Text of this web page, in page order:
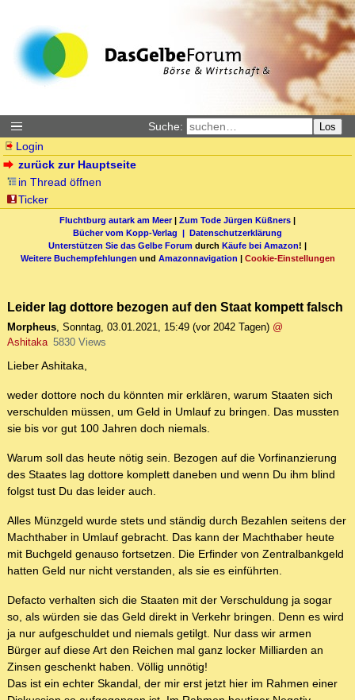
Suche: Los
Login
zurück zur Hauptseite
in Thread öffnen
Ticker
Fluchtburg autark am Meer| Zum Tode Jürgen Küßners |
Bücher vom Kopp-Verlag | Datenschutzerklärung
Unterstützen Sie das Gelbe Forum durch Käufe bei Amazon! |
Weitere Buchempfehlungen und Amazonnavigation | Cookie-Einstellungen
Leider lag dottore bezogen auf den Staat kompett falsch
Morpheus, Sonntag, 03.01.2021, 15:49 (vor 2042 Tagen) @
Ashitaka 5830 Views
Lieber Ashitaka,
weder dottore noch du könnten mir erklären, warum Staaten sich
verschulden müssen, um Geld in Umlauf zu bringen. Das mussten
sie bis vor gut 100 Jahren doch niemals.
Warum soll das heute nötig sein. Bezogen auf die Vorfinanzierung
des Staates lag dottore komplett daneben und wenn Du ihm blind
folgst tust Du das leider auch.
Alles Münzgeld wurde stets und ständig durch Bezahlen seitens der
Machthaber in Umlauf gebracht. Das kann der Machthaber heute
mit Buchgeld genauso fortsetzen. Die Erfinder von Zentralbankgeld
hatten Geld nur nicht verstanden, als sie es einführten.
Defacto verhalten sich die Staaten mit der Verschuldung ja sogar
so, als würden sie das Geld direkt in Verkehr bringen. Denn es wird
ja nur aufgeschuldet und niemals getilgt. Nur dass wir armen
Bürger auf diese Art den Reichen mal ganz locker Milliarden an
Zinsen geschenkt haben. Völlig unnötig!
Das ist ein echter Skandal, der mir erst jetzt hier im Rahmen einer